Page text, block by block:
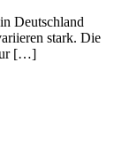
Deutschland
stark. Die
[…]